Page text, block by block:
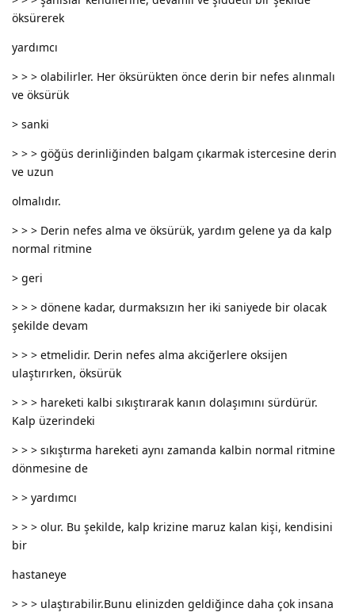
öksürerek
yardımcı
> > > olabilirler. Her öksürükten önce derin bir nefes alınmalı
ve öksürük
> sanki
> > > göğüs derinliğinden balgam çıkarmak istercesine derin
ve uzun
olmalıdır.
> > > Derin nefes alma ve öksürük, yardım gelene ya da kalp
normal ritmine
> geri
> > > dönene kadar, durmaksızın her iki saniyede bir olacak
şekilde devam
> > > etmelidir. Derin nefes alma akciğerlere oksijen
ulaştırırken, öksürük
> > > hareketi kalbi sıkıştırarak kanın dolaşımını sürdürür.
Kalp üzerindeki
> > > sıkıştırma hareketi aynı zamanda kalbin normal ritmine
dönmesine de
> > yardımcı
> > > olur. Bu şekilde, kalp krizine maruz kalan kişi, kendisini
bir
hastaneye
> > > ulaştırabilir.Bunu elinizden geldiğince daha çok insana